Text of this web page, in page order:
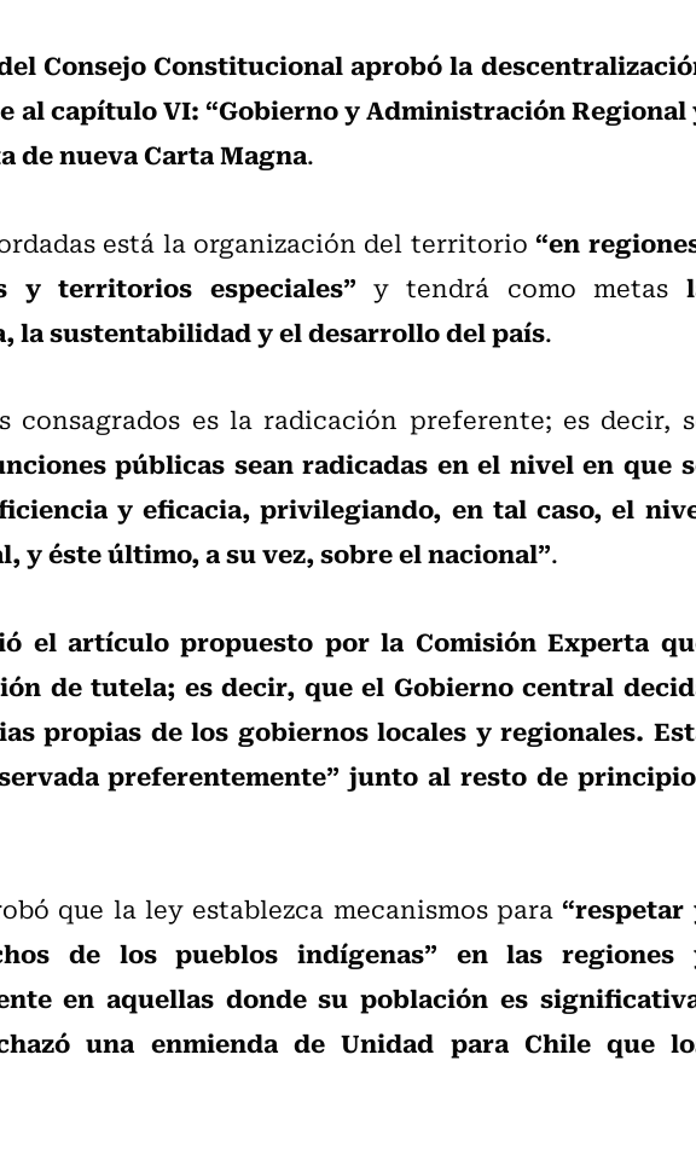
Consejo Constitucional aprobó la
al capítulo VI: “Gobierno y Administración Regional
de nueva Carta Magna.
está la organización del territorio“en
y territorios especiales” y tendrá como metas
la sustentabilidad y el desarrollo del país.
consagrados es la radicación preferente; es decir,
públicas sean radicadas en el nivel en que
y eficacia, privilegiando, en tal caso, el
y éste último, a su vez, sobre el nacional”.
el artículo propuesto por la Comisión Experta
de tutela; es decir, que el Gobierno central
propias de los gobiernos locales y regionales.
preferentemente” junto al resto de
que la ley establezca mecanismos para“respetar
de los pueblos indígenas” en las regiones
en aquellas donde su población es
una enmienda de Unidad para Chile que